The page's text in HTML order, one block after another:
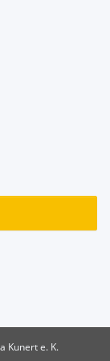
Kunert e. K.